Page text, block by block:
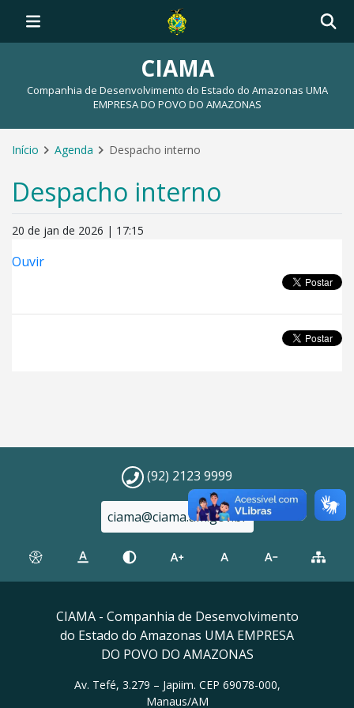
CIAMA
Companhia de Desenvolvimento do Estado do Amazonas UMA
EMPRESA DO POVO DO AMAZONAS
Início Agenda Despacho interno
Despacho interno
20 de jan de 2026 | 17:15
Ouvir
(92) 2123 9999
ciama@ciama.am.gov.br
CIAMA - Companhia de Desenvolvimento
do Estado do Amazonas UMA EMPRESA
DO POVO DO AMAZONAS
Av. Tefé, 3.279 – Japiim. CEP 69078-000,
Manaus/AM